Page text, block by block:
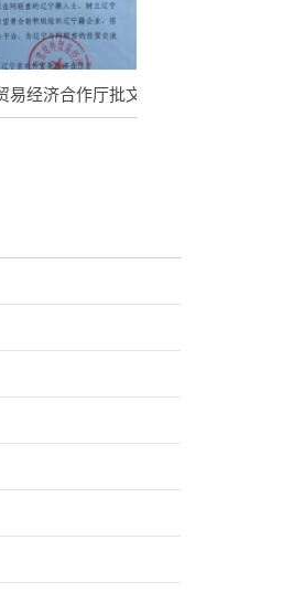
易经济合作厅批文